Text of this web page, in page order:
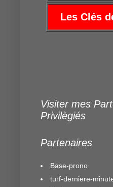
Les Clés
10/2021
Visiter mes
Privilègiés
Partenaires
Base-prono
turf-derniere-